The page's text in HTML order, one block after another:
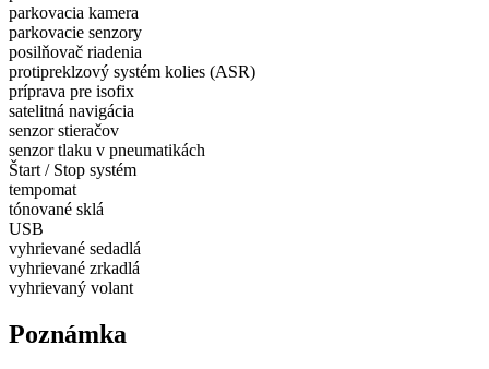
parkovacia kamera
parkovacie senzory
posilňovač riadenia
protipreklzový systém kolies (ASR)
príprava pre isofix
satelitná navigácia
senzor stieračov
senzor tlaku v pneumatikách
Štart / Stop systém
tempomat
tónované sklá
USB
vyhrievané sedadlá
vyhrievané zrkadlá
vyhrievaný volant
Poznámka